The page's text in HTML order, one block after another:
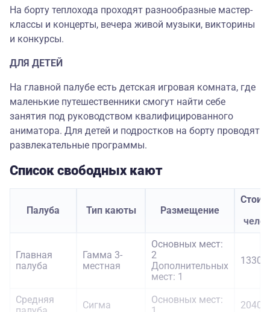
На борту теплохода проходят разнообразные мастер-
классы и концерты, вечера живой музыки, викторины
и конкурсы.
ДЛЯ ДЕТЕЙ
На главной палубе есть детская игровая комната, где
маленькие путешественники смогут найти себе
занятия под руководством квалифицированного
аниматора. Для детей и подростков на борту проводят
развлекательные программы.
Список свободных кают
Палуба Тип каюты Размещение
Главная
палуба
Гамма 3-
местная
Основных мест:
2
Дополнительных
мест: 1
13300
Средняя
Сигма
Основных мест:
20400